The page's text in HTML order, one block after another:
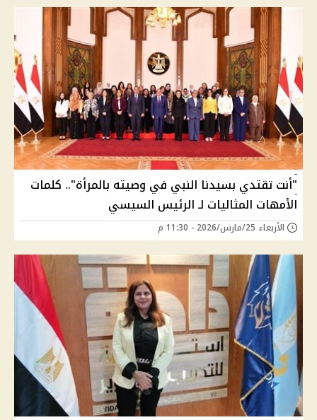
"أنت تقتدي بسيدنا النبي في وصيته بالمرأة".. كلمات
الأمهات المثاليات لـ الرئيس السيسي
الأربعاء 25/مارس/2026 - 11:30 م